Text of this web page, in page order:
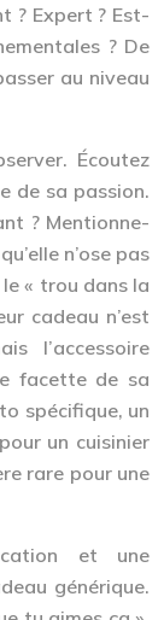
? Expert ? Est-
? De
au niveau
Écoutez
de sa passion.
? Mentionne-
n’ose pas
« trou dans la
cadeau n’est
l’accessoire
facette de sa
spécifique, un
un cuisinier
rare pour une
et une
générique.